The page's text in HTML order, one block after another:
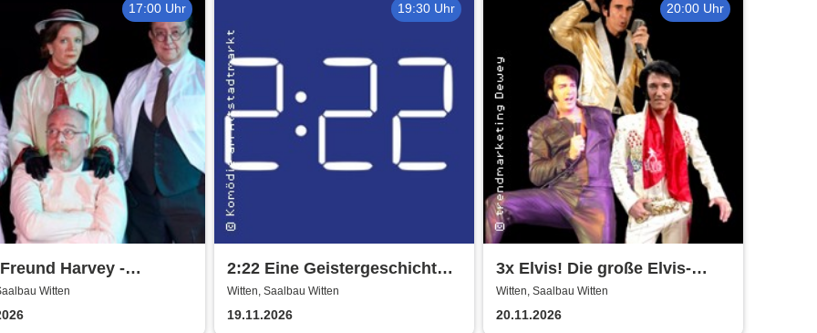
17:00 Uhr
Harvey -
Volksbühne
Witten
19:30 Uhr
2:22 Eine Geistergeschichte -
Theatergemeinde Volksbühne
Witten
Witten, Saalbau Witten
19.11.2026
20:00 Uhr
3x Elvis! Die große Elvis-
Zeitreise! - Shaky Everett,
Oliver Steinhoff, Brian Troy
Witten, Saalbau Witten
20.11.2026